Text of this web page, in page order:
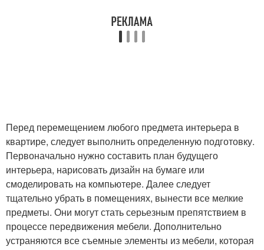
Перед перемещением любого предмета интерьера в
квартире, следует выполнить определенную подготовку.
Первоначально нужно составить план будущего
интерьера, нарисовать дизайн на бумаге или
смоделировать на компьютере. Далее следует
тщательно убрать в помещениях, вынести все мелкие
предметы. Они могут стать серьезным препятствием в
процессе передвижения мебели. Дополнительно
устраняются все съемные элементы из мебели, которая